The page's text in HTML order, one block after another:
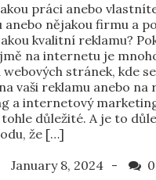
práci anebo
anebo nějakou firmu a
kvalitní reklamu?
na internetu je
webových stránek, kde
vaši reklamu anebo na
a internetový
důležité. A je to
že […]
0